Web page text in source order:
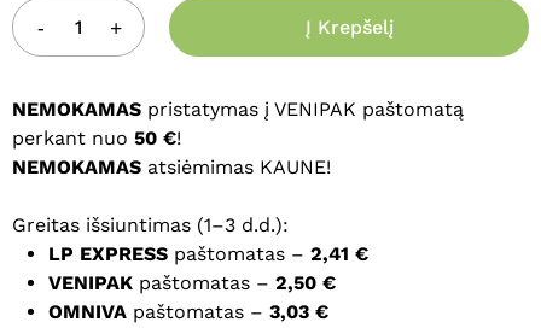
Į Krepšelį
NEMOKAMAS pristatymas į VENIPAK paštomatą
perkant nuo 50 €!
NEMOKAMAS atsiėmimas KAUNE!
Greitas išsiuntimas (1–3 d.d.):
LP EXPRESS paštomatas – 2,41 €
VENIPAK paštomatas – 2,50 €
OMNIVA paštomatas – 3,03 €
interneto puslapį, kad jų nebereiktų
įvesti iš naujo, kai kitą kartą vėl norėsiu